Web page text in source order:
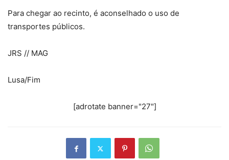
Para chegar ao recinto, é aconselhado o uso de
transportes públicos.
JRS // MAG
Lusa/Fim
[adrotate banner="27"]